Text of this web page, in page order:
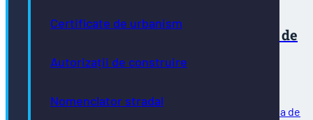
Certificate de urbanism
Autorizații de construire
Nomenclator stradal
Expiră perioada de utilizare a locurilor de
Vă comunicăm că în data de 31.08.2026 expiră perioada de